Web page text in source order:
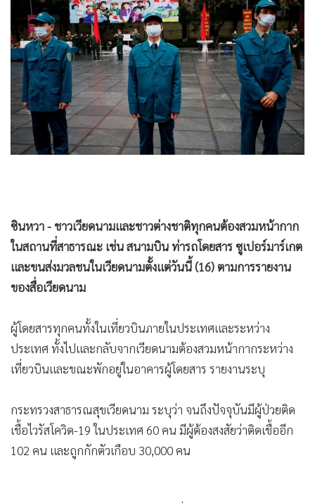
ผู้จัดกวน
• Good health & Well-being
• Green Innovation & SD
Management & HR
MGR Live
• Infographic
• การเมือง
• Special Scoop
• เศรษฐกิจ-ธุรกิจ
• จีน
• ชุมชน-คุณภาพชีวิต
• Motoring
เกม
• หุ้น
• อินโดจีน
ซินหวา - ชาวเวียดนามและชาวต่างชาติทุกคนต้องสวมหน้ากาก
ในสถานที่สาธารณะ เช่น สนามบิน ท่ารถโดยสาร ซูเปอร์มาร์เกต
และขนส่งมวลชนในเวียดนามตั้งแต่วันนี้ (16) ตามการรายงาน
ของสื่อเวียดนาม
ผู้โดยสารทุกคนทั้งในเที่ยวบินภายในประเทศและระหว่าง
ประเทศ ทั้งไปและกลับจากเวียดนามต้องสวมหน้ากากระหว่าง
เที่ยวบินและขณะพักอยู่ในอาคารผู้โดยสาร รายงานระบุ
กระทรวงสาธารณสุขเวียดนาม ระบุว่า จนถึงปัจจุบันมีผู้ป่วยติด
เชื้อไวรัสโควิด-19 ในประเทศ 60 คน มีผู้ต้องสงสัยว่าติดเชื้ออีก
102 คน และถูกกักตัวเกือบ 30,000 คน